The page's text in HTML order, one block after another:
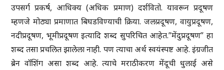
उपसर्ग प्रकर्ष, आधिक्य (अधिक प्रमाण) दर्शवितो. यावरून प्रदूषण
म्हणजे मोठ्या प्रमाणात बिघडविण्याची क्रिया. जलप्रदूषण, वायुप्रदूषण,
नदीप्रदूषण, भूमीप्रदूषण इत्यादि शब्द सुपरिचित आहेत.”मेंदुप्रदूषण” हा
शब्द तसा प्रचलित झालेला नाही. पण त्याचा अर्थ स्वयंस्पष्ट आहे. इंग्रजीत
ब्रेन वॉशिंग असा शब्द आहे. त्याचे मराठीकरण मेंदूची धुलाई असे